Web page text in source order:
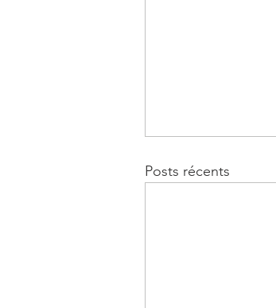
Posts récents